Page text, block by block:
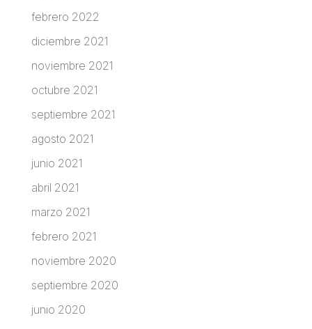
febrero 2022
diciembre 2021
noviembre 2021
octubre 2021
septiembre 2021
agosto 2021
junio 2021
abril 2021
marzo 2021
febrero 2021
noviembre 2020
septiembre 2020
junio 2020